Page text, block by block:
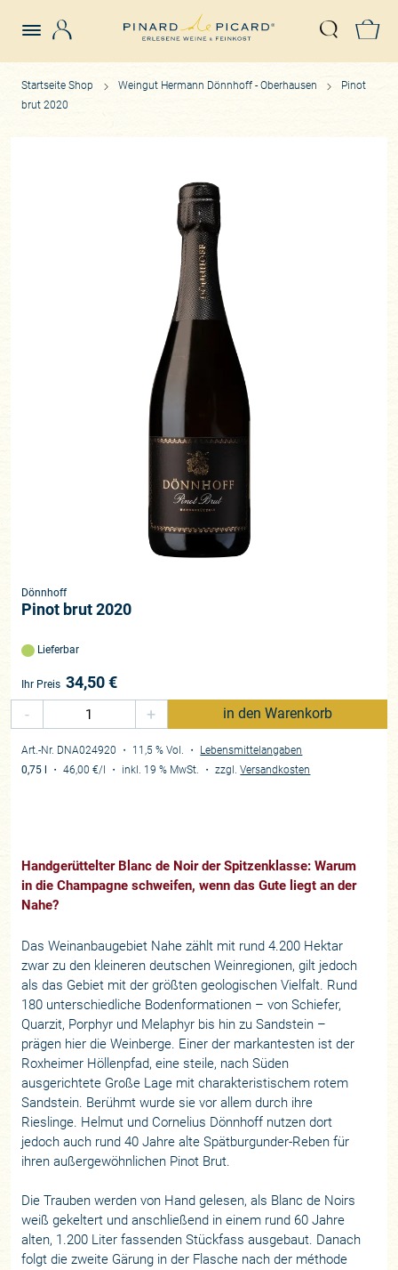
Suche
Startseite Shop Weingut Hermann Dönnhoff - Oberhausen
Pinot
brut 2020
Dönnhoff
Pinot brut 2020
Lieferbar
Ihr Preis 34,50€
-
+ in den Warenkorb
Art.-Nr. DNA024920 ・ 11,5 % Vol. ・ Lebensmittelangaben
0,75 l
・46,00 €/l ・ inkl. 19 % MwSt. ・zzgl.Versandkosten
Handgerüttelter Blanc de Noir der Spitzenklasse: Warum
in die Champagne schweifen, wenn das Gute liegt an der
Nahe?
Das Weinanbaugebiet Nahe zählt mit rund 4.200 Hektar
zwar zu den kleineren deutschen Weinregionen, gilt jedoch
als das Gebiet mit der größten geologischen Vielfalt. Rund
180 unterschiedliche Bodenformationen – von Schiefer,
Quarzit, Porphyr und Melaphyr bis hin zu Sandstein –
prägen hier die Weinberge. Einer der markantesten ist der
Roxheimer Höllenpfad, eine steile, nach Süden
ausgerichtete Große Lage mit charakteristischem rotem
Sandstein. Berühmt wurde sie vor allem durch ihre
Rieslinge. Helmut und Cornelius Dönnhoff nutzen dort
jedoch auch rund 40 Jahre alte Spätburgunder-Reben für
ihren außergewöhnlichen Pinot Brut.
Die Trauben werden von Hand gelesen, als Blanc de Noirs
weiß gekeltert und anschließend in einem rund 60 Jahre
alten, 1.200 Liter fassenden Stückfass ausgebaut. Danach
folgt die zweite Gärung in der Flasche nach der méthode